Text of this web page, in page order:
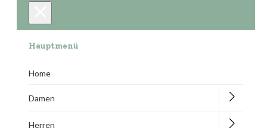
Hauptmenü
Home
Damen
Herren